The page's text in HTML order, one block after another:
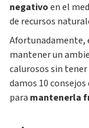
negativoen el
de recursos
Afortunadamente,
mantener un
calurosos sin
damos 10
para mantenerla